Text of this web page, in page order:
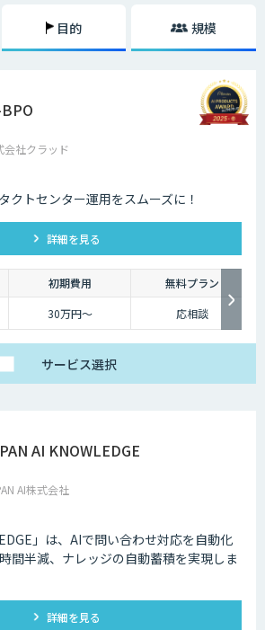
目的 規模
会社クラッド
クトセンター運用をスムーズに！
詳細を見る
初期費用
無料プラン
30万円〜 応相談
サービス選択
AI KNOWLEDGE
AI株式会社
」は、AIで問い合わせ対応を自動化
間半減、ナレッジの自動蓄積を実現しま
詳細を見る